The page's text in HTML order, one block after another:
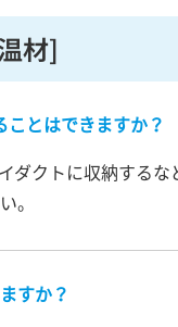
材]
とはできますか？
クトに収納するな
。
すか？